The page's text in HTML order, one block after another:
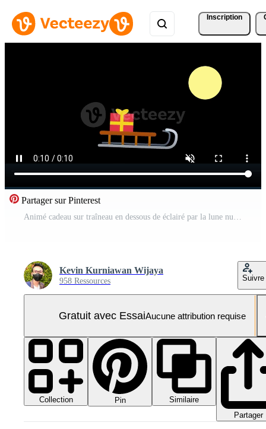
Inscription
Partager sur Pinterest
Animé cadeau sur traîneau en dessous de éclairé par la lune nuit. 4k Vidéo Pro
Kevin Kurniawan Wijaya
958 Ressources Suivre
Gratuit avec EssaiAucune attribution requise
Collection Pin
Similaire
Partager